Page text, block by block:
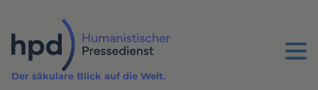
Inhalt
Menu
Der säkulare Blick auf die Welt.